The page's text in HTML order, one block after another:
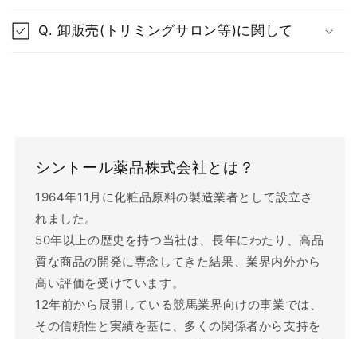
り
た
Q. 卸販売(トリミングサロン等)に関して
シントール薬品株式会社とは？
1964年11月に化粧品原料の製造業者として設立さ
れました。
50年以上の歴史を持つ当社は、長年にわたり、高品
質な商品の開発に専念してきた結果、業界内外から
高い評価を受けています。
12年前から展開している競馬業界向けの事業では、
その信頼性と実績を基に、多くの関係者から支持を